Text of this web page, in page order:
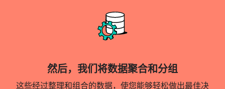
然后，我们将数据聚合和分组
这些经过整理和组合的数据，使您能够轻松做出最佳决